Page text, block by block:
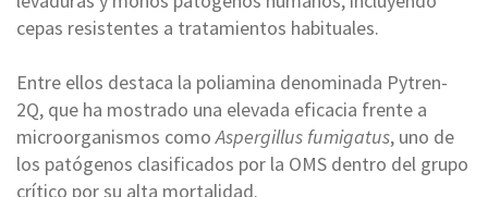
cepas resistentes a tratamientos habituales.
Entre ellos destaca la poliamina denominada Pytren-
2Q, que ha mostrado una elevada eficacia frente a
microorganismos comoAspergillus fumigatus, uno de
los patógenos clasificados por la OMS dentro del grupo
crítico por su alta mortalidad.